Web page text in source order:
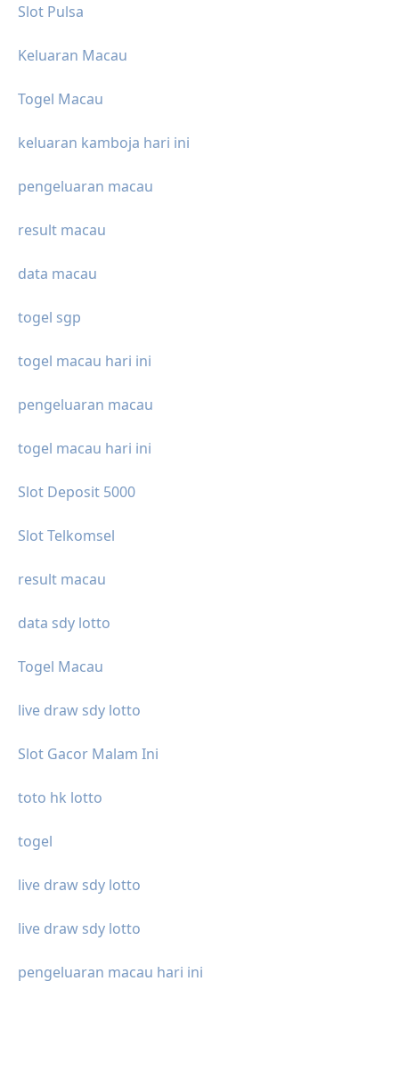
Slot Pulsa
Keluaran Macau
Togel Macau
keluaran kamboja hari ini
pengeluaran macau
result macau
data macau
togel sgp
togel macau hari ini
pengeluaran macau
togel macau hari ini
Slot Deposit 5000
Slot Telkomsel
result macau
data sdy lotto
Togel Macau
live draw sdy lotto
Slot Gacor Malam Ini
toto hk lotto
togel
live draw sdy lotto
live draw sdy lotto
pengeluaran macau hari ini